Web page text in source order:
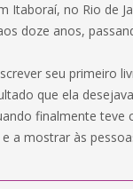
Itaboraí, no Rio de
doze anos,
seu primeiro
que ela
finalmente teve
a mostrar às